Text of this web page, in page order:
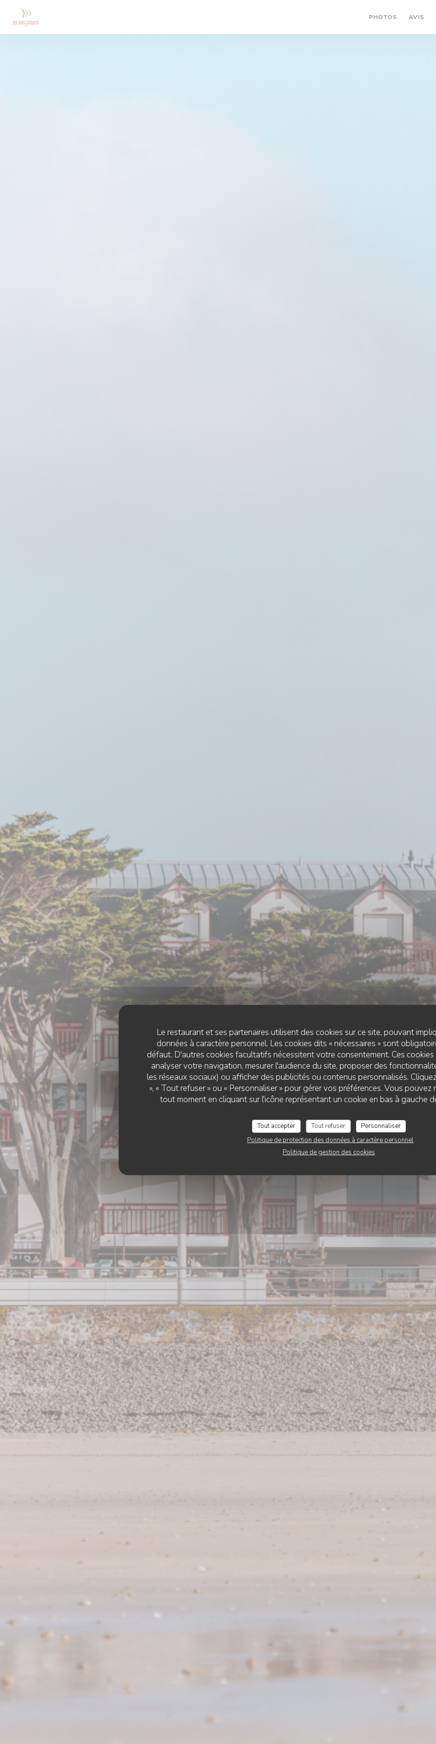
Personnalisation de vos choix en matière de cookies
Le restaurant et ses partenaires utilisent des cookies sur ce site, pouvant
données à caractère personnel. Les cookies dits « nécessaires » sont
défaut. D'autres cookies facultatifs nécessitent votre consentement. Ces
analyser votre navigation, mesurer l'audience du site, proposer des
les réseaux sociaux) ou afficher des publicités ou contenus personnalisés.
», « Tout refuser » ou « Personnaliser » pour gérer vos préférences. Vous
tout moment en cliquant sur l'icône représentant un cookie en bas à gauche
Tout accepter Tout refuser
Personnaliser
Politique de protection des données à caractère personnel
Politique de gestion des cookies
PHOTOS AVIS
BISTRONOMIQUE• PLÉNEUF-VAL-ANDRÉ
Les Baigneuses du
RÉSERVER